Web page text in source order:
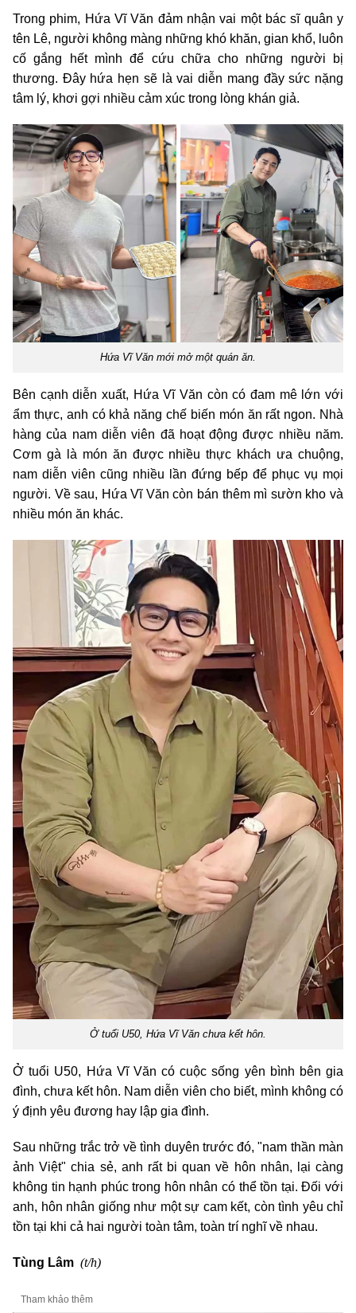
Trong phim, Hứa Vĩ Văn đảm nhận vai một bác sĩ quân y
tên Lê, người không màng những khó khăn, gian khổ, luôn
cố gắng hết mình để cứu chữa cho những người bị
thương. Đây hứa hẹn sẽ là vai diễn mang đầy sức nặng
tâm lý, khơi gợi nhiều cảm xúc trong lòng khán giả.
Hứa Vĩ Văn mới mở một quán ăn.
Bên cạnh diễn xuất, Hứa Vĩ Văn còn có đam mê lớn với
ẩm thực, anh có khả năng chế biến món ăn rất ngon. Nhà
hàng của nam diễn viên đã hoạt động được nhiều năm.
Cơm gà là món ăn được nhiều thực khách ưa chuộng,
nam diễn viên cũng nhiều lần đứng bếp để phục vụ mọi
người. Về sau, Hứa Vĩ Văn còn bán thêm mì sườn kho và
nhiều món ăn khác.
Ở tuổi U50, Hứa Vĩ Văn chưa kết hôn.
Ở tuổi U50, Hứa Vĩ Văn có cuộc sống yên bình bên gia
đình, chưa kết hôn. Nam diễn viên cho biết, mình không có
ý định yêu đương hay lập gia đình.
Sau những trắc trở về tình duyên trước đó, "nam thần màn
ảnh Việt" chia sẻ, anh rất bi quan về hôn nhân, lại càng
không tin hạnh phúc trong hôn nhân có thể tồn tại. Đối với
anh, hôn nhân giống như một sự cam kết, còn tình yêu chỉ
tồn tại khi cả hai người toàn tâm, toàn trí nghĩ về nhau.
Tùng Lâm (t/h)
Tham khảo thêm